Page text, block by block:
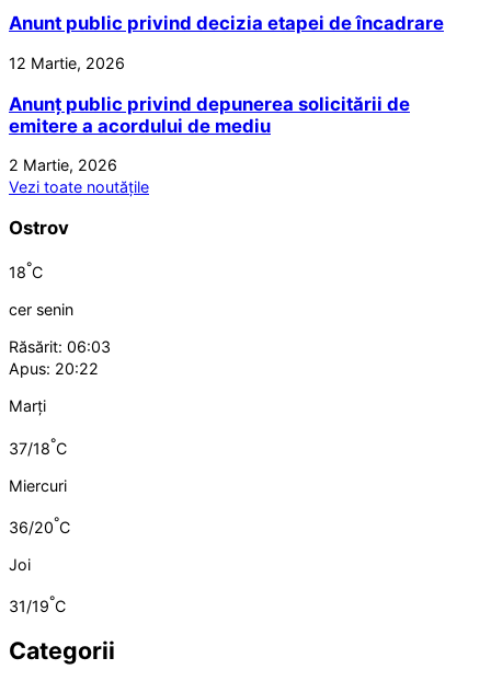
Anunt public privind decizia etapei de încadrare
12 Martie, 2026
Anunț public privind depunerea solicitării de
emitere a acordului de mediu
2 Martie, 2026
Vezi toate noutățile
Ostrov
18°C
cer senin
Răsărit: 06:03
Apus: 20:22
Marți
37/18°C
Miercuri
36/20°C
Joi
31/19°C
Categorii